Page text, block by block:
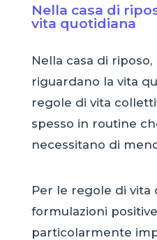
Nella casa di
vita quotidiana
Nella casa di
riguardano la vita
regole di vita
spesso in routine
necessitano di
Per le regole di vita
formulazioni
particolarmente